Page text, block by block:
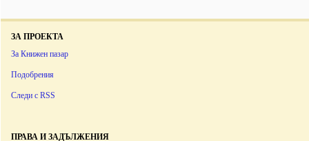
ЗА ПРОЕКТА
За Книжен пазар
Подобрения
Следи с RSS
ПРАВА И ЗАДЪЛЖЕНИЯ